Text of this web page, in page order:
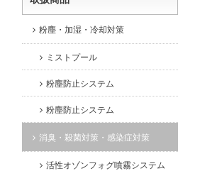
粉塵・加湿・冷却対策
ミストプール
粉塵防止システム
粉塵防止システム
消臭・殺菌対策・感染症対策
活性オゾンフォグ噴霧システム